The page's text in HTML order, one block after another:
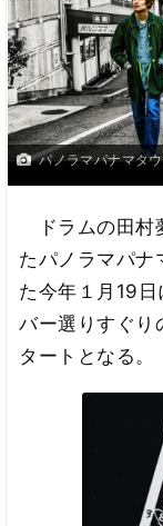
パノラマパナマタ
ドラムの田村
たパノラマパナ
た今年１月19
バー選りすぐり
タートとなる。